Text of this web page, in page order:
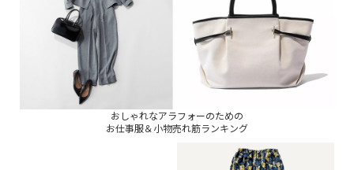
おしゃれなアラフォーのための
お仕事服＆小物売れ筋ランキング